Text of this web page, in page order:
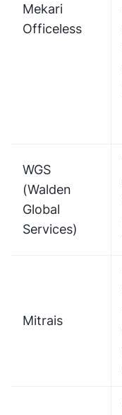
Mekari
Officeless
WGS
(Walden
Global
Services)
Mitrais